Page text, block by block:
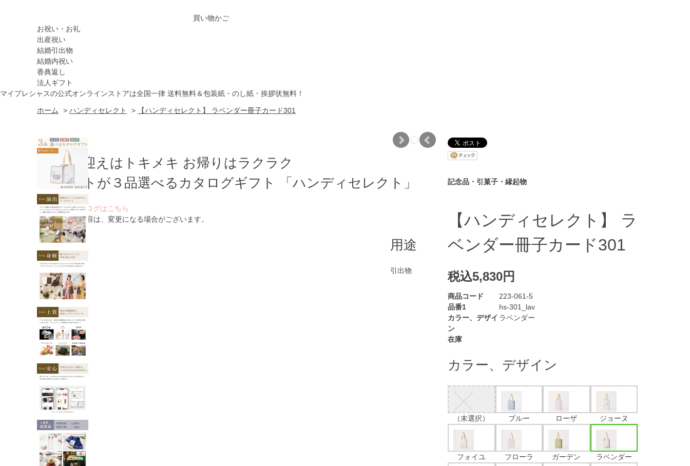
買い物かご
お祝い・お礼
出産祝い
結婚引出物
結婚内祝い
香典返し
法人ギフト
マイプレシャスの公式オンラインストアは全国一律 送料無料＆包装紙・のし紙・挨拶状無料！
ホーム > ハンディセレクト > 【ハンディセレクト】 ラベンダー冊子カード301
お出迎えはトキメキ お帰りはラクラク
ゲストが３品選べるカタログギフト 「ハンディセレクト」
WEBカタログはこちら
※ 掲載内容は、変更になる場合がございます。
用途
引出物
記念品・引菓子・縁起物
【ハンディセレクト】 ラ
ベンダー冊子カード301
税込5,830円
商品コード
223-061-5
品番1
hs-301_lav
カラー、デザイ
ン
ラベンダー
在庫
カラー、デザイン
（未選択） ブルー ローザ ジョーヌ
フォイユ フローラ ガーデン ラベンダー